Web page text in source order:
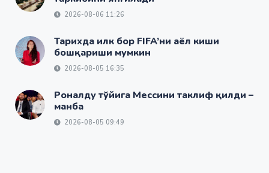
2026-08-06 11:26
Тарихда илк бор FIFA’ни аёл киши
бошқариши мумкин
2026-08-05 16:35
Роналду тўйига Мессини таклиф қилди –
манба
2026-08-05 09:49